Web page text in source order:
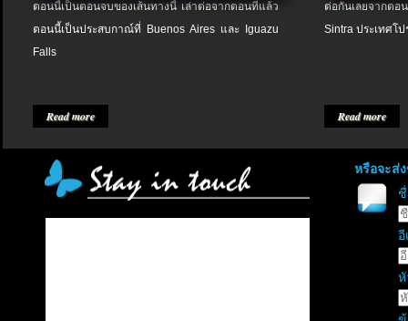
ตอนนี้เป็นตอนจบของเส้นทางนี้ เล่าต่อจากตอนที่แล้ว
ตอนนี้เป็นประสบกาณ์ที่ Buenos Aires และ Iguazu
Falls
Read more
ต่อกันเลยจากต
Sintra ประเทศโป
Read more
หรือจะส่
อี
หั